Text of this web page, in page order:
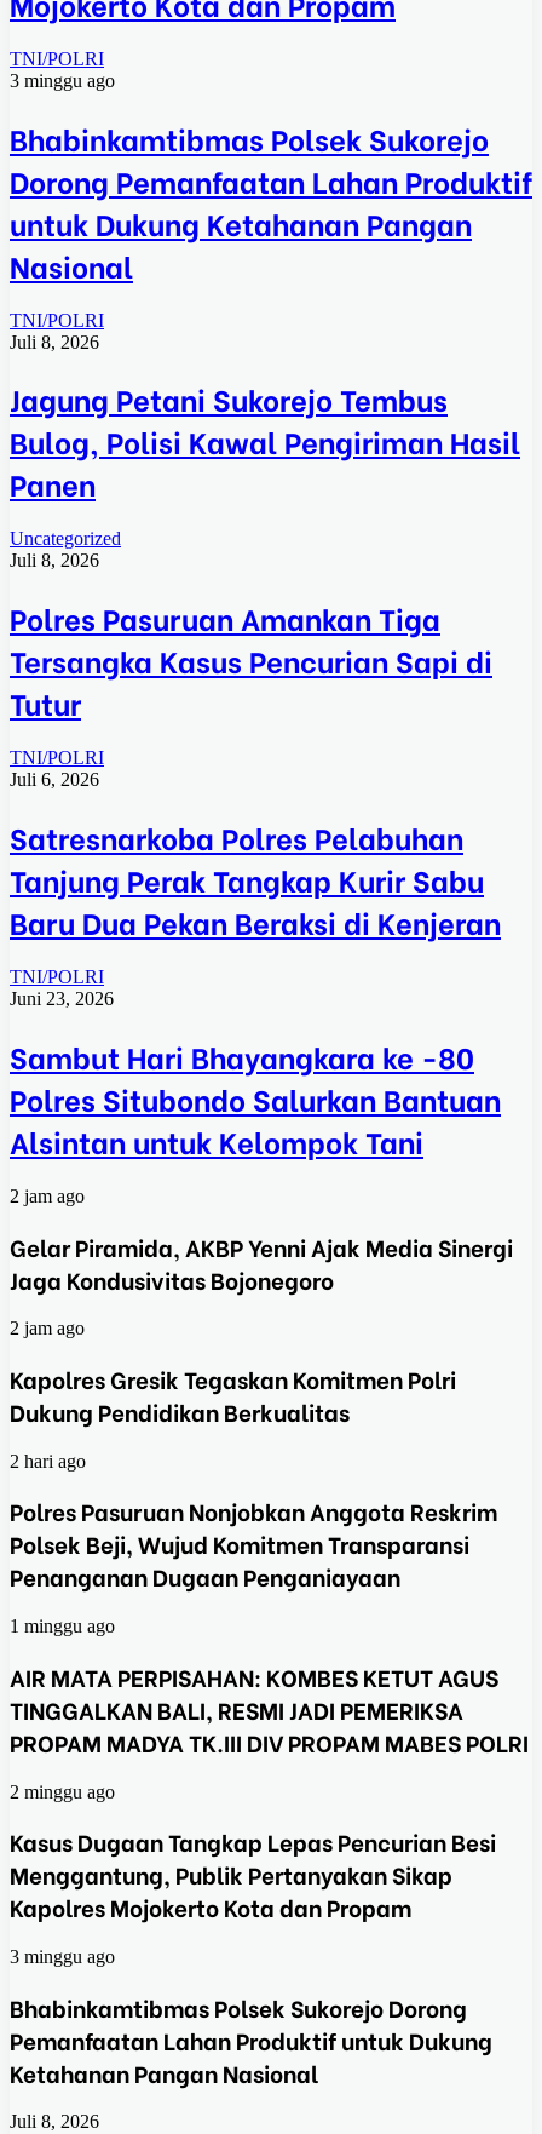
TNI/POLRI
3 minggu ago
Bhabinkamtibmas Polsek Sukorejo
Dorong Pemanfaatan Lahan Produktif
untuk Dukung Ketahanan Pangan
Nasional
TNI/POLRI
Juli 8, 2026
Jagung Petani Sukorejo Tembus
Bulog, Polisi Kawal Pengiriman Hasil
Panen
Uncategorized
Juli 8, 2026
Polres Pasuruan Amankan Tiga
Tersangka Kasus Pencurian Sapi di
Tutur
TNI/POLRI
Juli 6, 2026
Satresnarkoba Polres Pelabuhan
Tanjung Perak Tangkap Kurir Sabu
Baru Dua Pekan Beraksi di Kenjeran
TNI/POLRI
Juni 23, 2026
Sambut Hari Bhayangkara ke -80
Polres Situbondo Salurkan Bantuan
Alsintan untuk Kelompok Tani
2 jam ago
Gelar Piramida, AKBP Yenni Ajak Media Sinergi
Jaga Kondusivitas Bojonegoro
2 jam ago
Kapolres Gresik Tegaskan Komitmen Polri
Dukung Pendidikan Berkualitas
2 hari ago
Polres Pasuruan Nonjobkan Anggota Reskrim
Polsek Beji, Wujud Komitmen Transparansi
Penanganan Dugaan Penganiayaan
1 minggu ago
AIR MATA PERPISAHAN: KOMBES KETUT AGUS
TINGGALKAN BALI, RESMI JADI PEMERIKSA
PROPAM MADYA TK.III DIV PROPAM MABES POLRI
2 minggu ago
Kasus Dugaan Tangkap Lepas Pencurian Besi
Menggantung, Publik Pertanyakan Sikap
Kapolres Mojokerto Kota dan Propam
3 minggu ago
Bhabinkamtibmas Polsek Sukorejo Dorong
Pemanfaatan Lahan Produktif untuk Dukung
Ketahanan Pangan Nasional
Juli 8, 2026